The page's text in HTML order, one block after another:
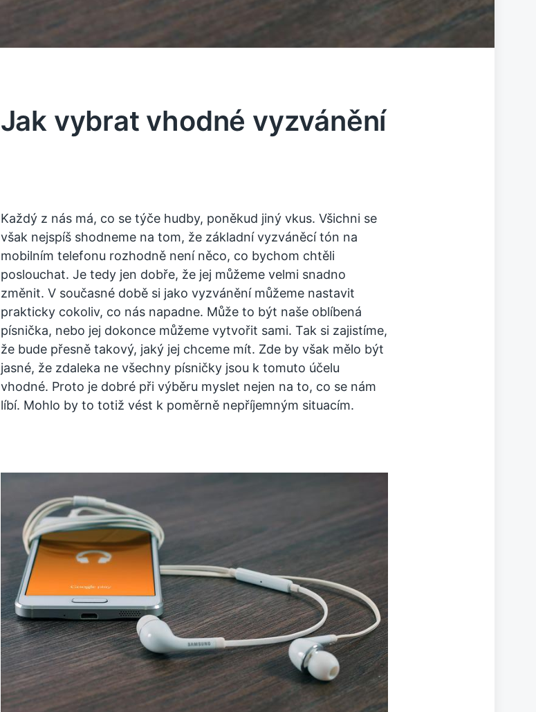
Jak vybrat vhodné vyzvánění
Každý z nás má, co se týče hudby, poněkud jiný vkus. Všichni se
však nejspíš shodneme na tom, že základní vyzváněcí tón na
mobilním telefonu rozhodně není něco, co bychom chtěli
poslouchat. Je tedy jen dobře, že jej můžeme velmi snadno
změnit. V současné době si jako vyzvánění můžeme nastavit
prakticky cokoliv, co nás napadne. Může to být naše oblíbená
písnička, nebo jej dokonce můžeme vytvořit sami. Tak si zajistíme,
že bude přesně takový, jaký jej chceme mít. Zde by však mělo být
jasné, že zdaleka ne všechny písničky jsou k tomuto účelu
vhodné. Proto je dobré při výběru myslet nejen na to, co se nám
líbí. Mohlo by to totiž vést k poměrně nepříjemným situacím.